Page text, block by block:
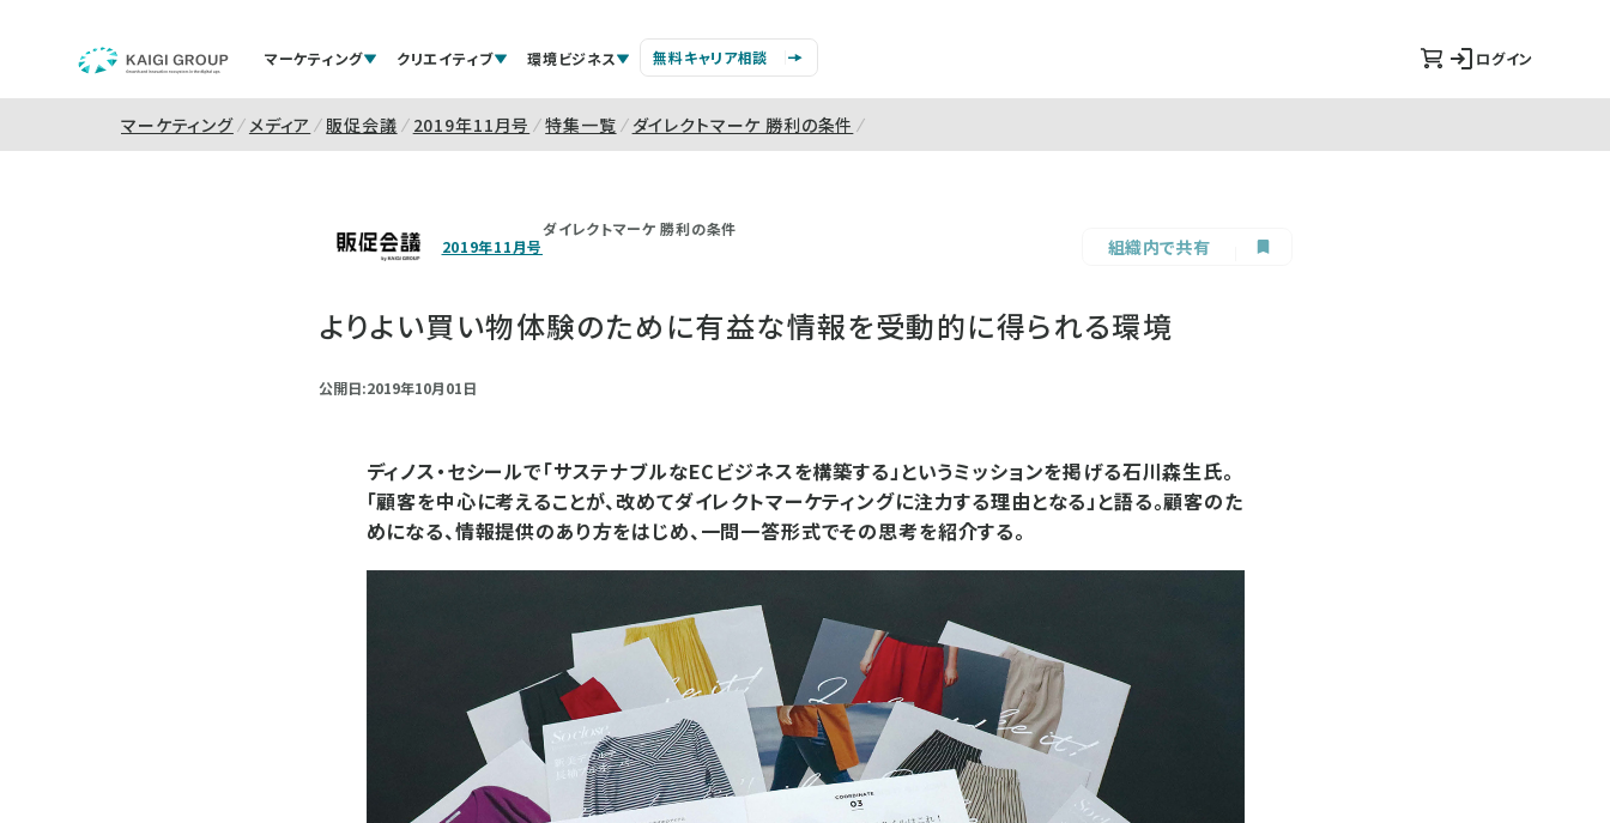
マーケティング クリエイティブ 環境ビジネス 無料キャリア相談 ログイン
マーケティング メディア 販促会議 2019年11月号 特集一覧 ダイレクトマーケ 勝利の条件
2019年11月号
ダイレクトマーケ 勝利の条件
組織内で共有
よりよい買い物体験のために有益な情報を受動的に得られる環境
公開日:2019年10月01日
ディノス・セシールで「サステナブルなECビジネスを構築する」というミッションを掲げる石川森生氏。
「顧客を中心に考えることが、改めてダイレクトマーケティングに注力する理由となる」と語る。顧客のた
めになる、情報提供のあり方をはじめ、一問一答形式でその思考を紹介する。